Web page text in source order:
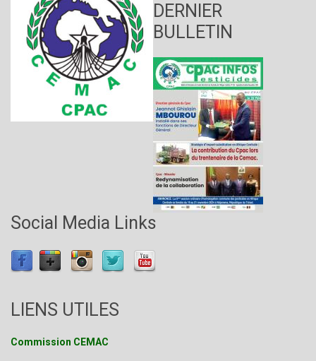
DERNIER
BULLETIN
Social Media Links
LIENS UTILES
Commission CEMAC